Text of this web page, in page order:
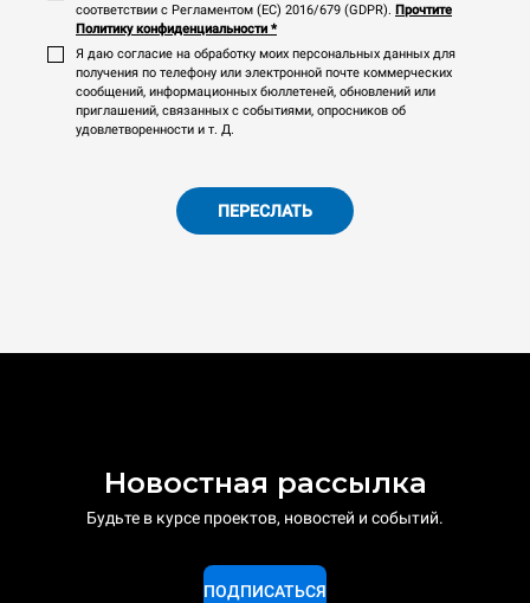
соответствии с Регламентом (ЕС) 2016/679 (GDPR). Прочтите
Политику конфиденциальности *
Я даю согласие на обработку моих персональных данных для
получения по телефону или электронной почте коммерческих
сообщений, информационных бюллетеней, обновлений или
приглашений, связанных с событиями, опросников об
удовлетворенности и т. Д.
ПЕРЕСЛАТЬ
Новостная рассылка
Будьте в курсе проектов, новостей и событий.
ПОДПИСАТЬСЯ